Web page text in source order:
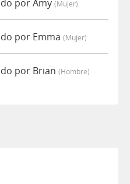
por Amy (mujer)
por Emma (mujer)
por Brian (hombre)